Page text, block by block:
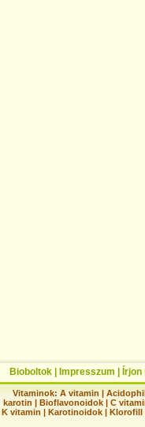
Bioboltok Impresszum
Vitaminok: A vitamin |
karotin | Bioflavonoidok | C
K vitamin | Karotinoidok | Klorofill